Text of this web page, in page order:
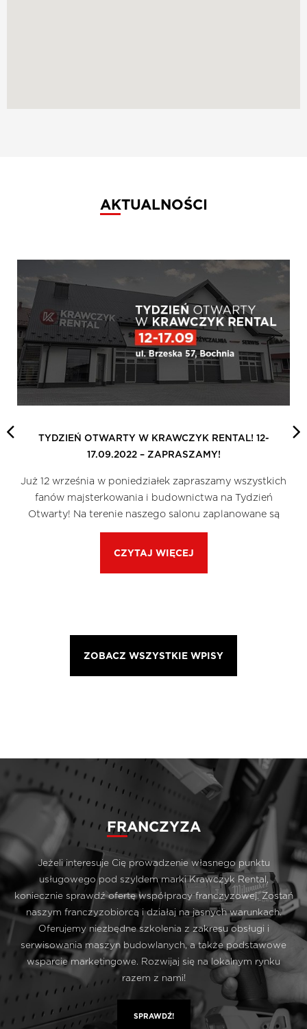
AKTUALNOŚCI
TYDZIEŃ OTWARTY W KRAWCZYK RENTAL! 12-
17.09.2022 – ZAPRASZAMY!
Już 12 września w poniedziałek zapraszamy wszystkich
fanów majsterkowania i budownictwa na Tydzień
Otwarty! Na terenie naszego salonu zaplanowane są
CZYTAJ WIĘCEJ
ZOBACZ WSZYSTKIE WPISY
FRANCZYZA
Jeżeli interesuje Cię prowadzenie własnego punktu
usługowego pod szyldem marki Krawczyk Rental,
koniecznie sprawdź ofertę współpracy franczyzowej. Zostań
naszym franczyzobiorcą i działaj na jasnych warunkach.
Oferujemy niezbędne szkolenia z zakresu obsługi i
serwisowania maszyn budowlanych, a także podstawowe
wsparcie marketingowe. Rozwijaj się na lokalnym rynku
razem z nami!
SPRAWDŹ!